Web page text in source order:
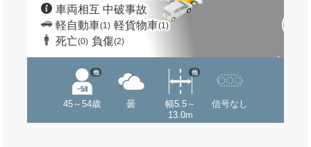
車両相互 中破事故
軽自動車(1) 軽貨物車(1)
死亡(0) 負傷(2)
45～54歳
他
曇
幅5.5～
13.0m
他
信号なし